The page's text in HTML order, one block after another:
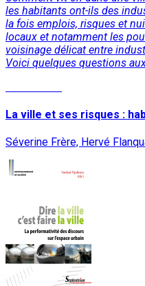
les habitants ont-ils des
la fois emplois, risques et
locaux et notamment les
voisinage délicat entre
Voici quelques questions
La ville et ses risques :
Séverine Frère, Hervé